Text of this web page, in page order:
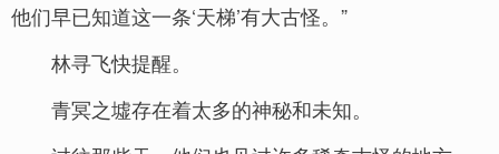
他们早已知道这一条‘天梯’有大古怪。”
林寻飞快提醒。
青冥之墟存在着太多的神秘和未知。